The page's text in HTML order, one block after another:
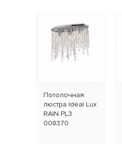
Потолочная
люстра Ideal Lux
RAIN PL3
008370